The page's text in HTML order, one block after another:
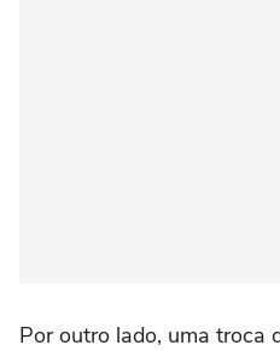
Por outro lado, uma troca